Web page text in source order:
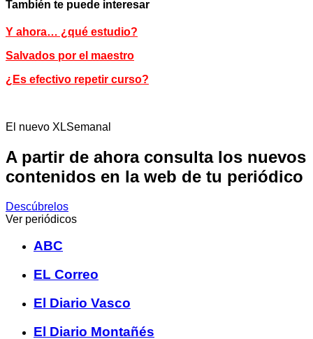
También te puede interesar
Y ahora… ¿qué estudio?
Salvados por el maestro
¿Es efectivo repetir curso?
El nuevo XLSemanal
A partir de ahora consulta los nuevos
contenidos en la web de tu periódico
Descúbrelos
Ver periódicos
ABC
EL Correo
El Diario Vasco
El Diario Montañés